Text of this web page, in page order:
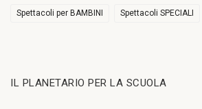
Spettacoli per BAMBINI Spettacoli SPECIALI
IL PLANETARIO PER LA SCUOLA